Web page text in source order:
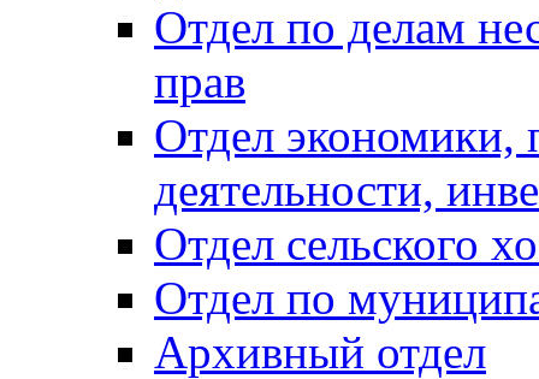
Отдел по делам
прав
Отдел экономики,
деятельности,
Отдел сельского
Отдел по
Архивный отдел